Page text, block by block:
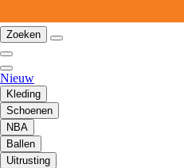
Zoeken
Nieuw
Kleding
Schoenen
NBA
Ballen
Uitrusting